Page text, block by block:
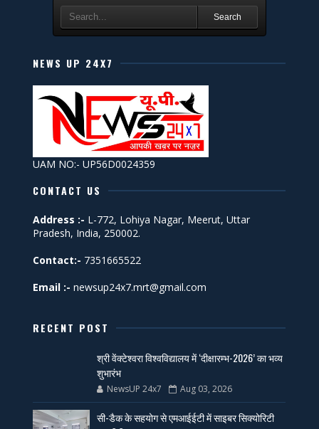
Search
NEWS UP 24X7
UAM NO:- UP56D0024359
CONTACT US
Address :- L-772, Lohiya Nagar, Meerut, Uttar
Pradesh, India, 250002.
Contact:- 7351665522
Email :- newsup24x7.mrt@gmail.com
RECENT POST
श्री वेंक्टेश्वरा विश्वविद्यालय में ‘दीक्षारम्भ-2026’ का भव्य
शुभारंभ
NewsUP 24x7 Aug 03, 2026
सी-डैक के सहयोग से एमआईईटी में साइबर सिक्योरिटी